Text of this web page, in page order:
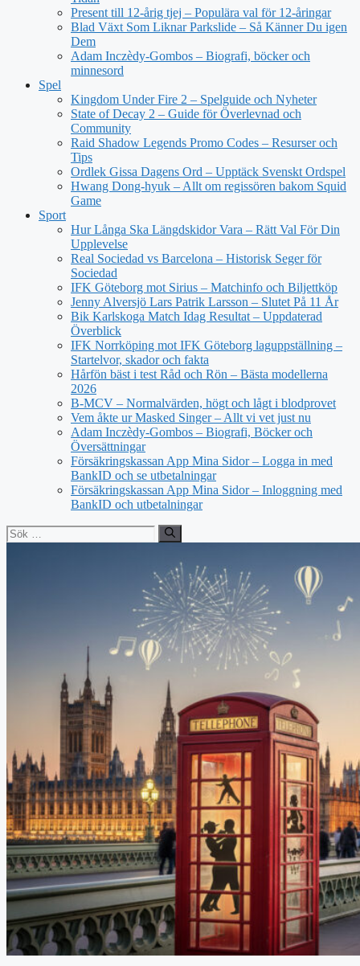
Present till 12-årig tjej – Populära val för 12-åringar
Blad Växt Som Liknar Parkslide – Så Känner Du igen
Dem
Adam Inczèdy-Gombos – Biografi, böcker och
minnesord
Spel
Kingdom Under Fire 2 – Spelguide och Nyheter
State of Decay 2 – Guide för Överlevnad och
Community
Raid Shadow Legends Promo Codes – Resurser och
Tips
Ordlek Gissa Dagens Ord – Upptäck Svenskt Ordspel
Hwang Dong-hyuk – Allt om regissören bakom Squid
Game
Sport
Hur Långa Ska Längdskidor Vara – Rätt Val För Din
Upplevelse
Real Sociedad vs Barcelona – Historisk Seger för
Sociedad
IFK Göteborg mot Sirius – Matchinfo och Biljettköp
Jenny Alversjö Lars Patrik Larsson – Slutet På 11 År
Bik Karlskoga Match Idag Resultat – Uppdaterad
Överblick
IFK Norrköping mot IFK Göteborg laguppställning –
Startelvor, skador och fakta
Hårfön bäst i test Råd och Rön – Bästa modellerna
2026
B-MCV – Normalvärden, högt och lågt i blodprovet
Vem åkte ur Masked Singer – Allt vi vet just nu
Adam Inczèdy-Gombos – Biografi, Böcker och
Översättningar
Försäkringskassan App Mina Sidor – Logga in med
BankID och se utbetalningar
Försäkringskassan App Mina Sidor – Inloggning med
BankID och utbetalningar
Sök
efter: